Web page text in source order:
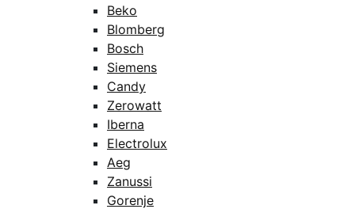
Beko
Blomberg
Bosch
Siemens
Candy
Zerowatt
Iberna
Electrolux
Aeg
Zanussi
Gorenje